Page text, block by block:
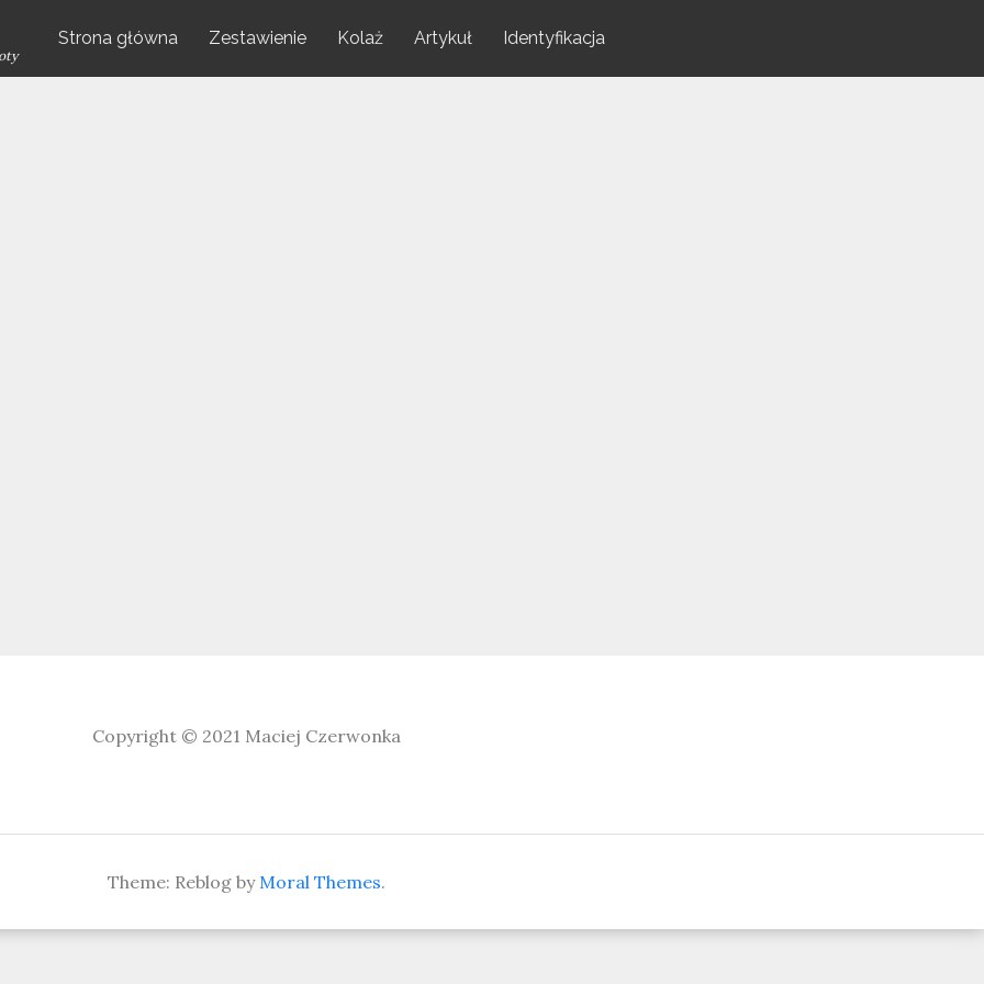
Strona główna Zestawienie Kolaż Artykuł Identyfikacja
Copyright © 2021 Maciej Czerwonka
Theme: Reblog byMoral Themes.